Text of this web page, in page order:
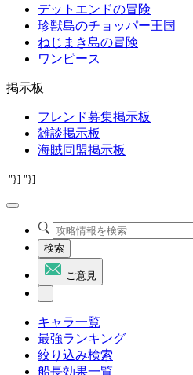
デットエンドの冒険
珍獣島のチョッパー王国
ねじまき島の冒険
ワンピース
掲示板
フレンド募集掲示板
雑談掲示板
海賊同盟掲示板
"}] "}]
検索
ご意見
キャラ一覧
最強ランキング
絞り込み検索
船長効果一覧